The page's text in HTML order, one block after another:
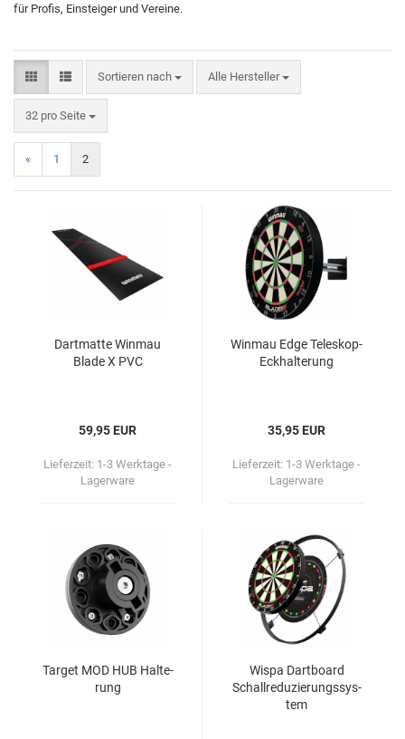
für Profis, Einsteiger und Vereine.
Sortieren nach Alle Hersteller
32 pro Seite
« 1 2
Dart­mat­te Win­mau
Blade X PVC
59,95 EUR
Lieferzeit: 1-3 Werktage -
Lagerware
Win­mau Edge Teleskop-​​
Eck­hal­te­rung
35,95 EUR
Lieferzeit: 1-3 Werktage -
Lagerware
Tar­get MOD HUB Hal­te­
rung
Wispa Dart­board
Schall­re­du­zie­rungs­sys­
tem